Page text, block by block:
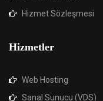
Hizmet Sözleşmesi
Hizmetler
Web Hosting
Sanal Sunucu (VDS)